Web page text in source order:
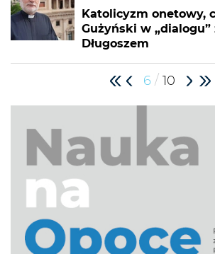
Katolicyzm onetowy,
Gużyński w
Długoszem
6 / 10